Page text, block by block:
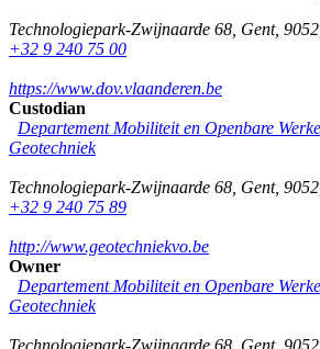
Technologiepark-Zwijnaarde 68 Gent, 9052
+32 9 240 75 00
https://www.dov.vlaanderen.be
Custodian
Departement Mobiliteit en Openbare
Geotechniek
Technologiepark-Zwijnaarde 68 Gent, 9052
+32 9 240 75 89
http://www.geotechniekvo.be
Owner
Departement Mobiliteit en Openbare
Geotechniek
Technologiepark-Zwijnaarde 68 Gent, 9052